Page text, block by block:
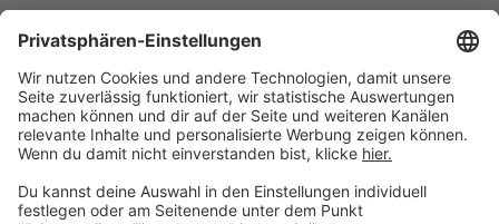
Bestellung widerrufen
Vertrag widerrufen